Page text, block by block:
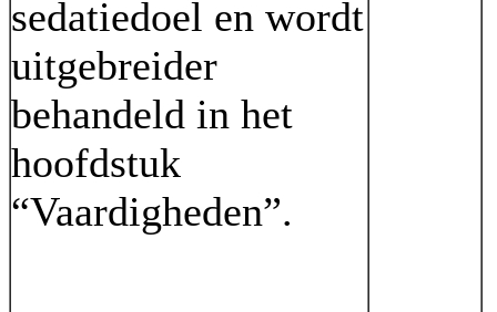
sedatiedoel en wordt
uitgebreider
behandeld in het
hoofdstuk
“Vaardigheden”.